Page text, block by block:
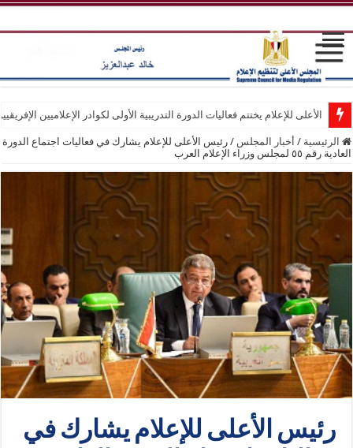
الأعلى للإعلام يختتم فعاليات الدورة التدريبية الأولى لكوادر الإعلاميين
الرئيسية / أخبار المجلس / رئيس الأعلى للإعلام يشارك في فعاليات اجتماع الدورة
العادية رقم ٥٥ لمجلس وزراء الإعلام العرب
رئيس الأعلى للإعلام يشارك في